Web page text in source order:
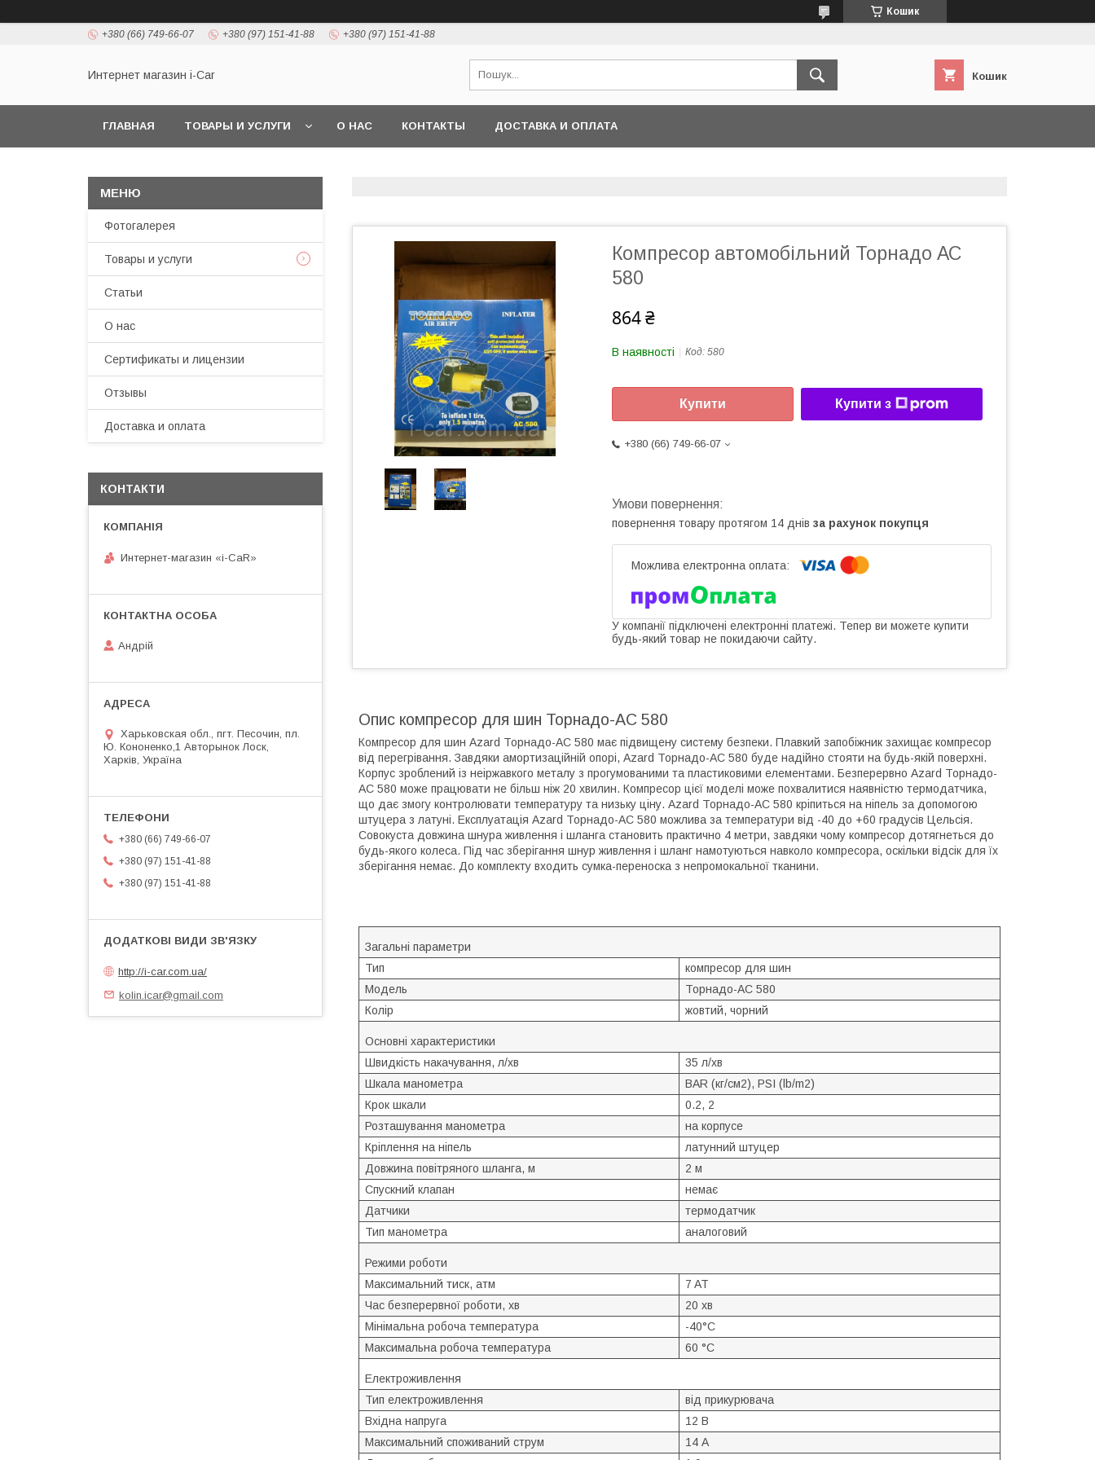
Кошик
+380 (66) 749-66-07 +380 (97) 151-41-88 +380 (97) 151-41-88
Интернет магазин i-Car Кошик
ГЛАВНАЯ ТОВАРЫ И УСЛУГИ О НАС КОНТАКТЫ ДОСТАВКА И ОПЛАТА
Компресор автомобільний Торнадо АС
580
864 ₴
В наявності Код: 580
Купити Купити з
+380 (66) 749-66-07
повернення товару протягом 14 днів за рахунок покупця
У компанії підключені електронні платежі. Тепер ви можете купити
будь-який товар не покидаючи сайту.
Опис компресор для шин Торнадо-AC 580
Компресор для шин Azard Торнадо-AC 580 має підвищену систему безпеки. Плавкий запобіжник захищає компресор
від перегрівання. Завдяки амортизаційній опорі, Azard Торнадо-AC 580 буде надійно стояти на будь-якій поверхні.
Корпус зроблений із неіржавкого металу з прогумованими та пластиковими елементами. Безперервно Azard Торнадо-
AC 580 може працювати не більш ніж 20 хвилин. Компресор цієї моделі може похвалитися наявністю термодатчика,
що дає змогу контролювати температуру та низьку ціну. Azard Торнадо-AC 580 кріпиться на ніпель за допомогою
штуцера з латуні. Експлуатація Azard Торнадо-AC 580 можлива за температури від -40 до +60 градусів Цельсія.
Совокуста довжина шнура живлення і шланга становить практично 4 метри, завдяки чому компресор дотягнеться до
будь-якого колеса. Під час зберігання шнур живлення і шланг намотуються навколо компресора, оскільки відсік для їх
зберігання немає. До комплекту входить сумка-переноска з непромокальної тканини.
Загальні параметри
Тип
компресор для шин
Модель
Торнадо-AC 580
Колір
жовтий, чорний
Основні характеристики
Швидкість накачування, л/хв
35 л/хв
Шкала манометра
BAR (кг/см2), PSI (lb/m2)
Крок шкали
0.2, 2
Розташування манометра
на корпусе
Кріплення на ніпель
латунний штуцер
Довжина повітряного шланга, м
2 м
Спускний клапан
немає
Датчики
термодатчик
Тип манометра
аналоговий
Режими роботи
Максимальний тиск, атм
7 AT
Час безперервної роботи, хв
20 хв
Мінімальна робоча температура
-40°С
Максимальна робоча температура
60 °C
Електроживлення
Тип електроживлення
від прикурювача
Вхідна напруга
12 В
Максимальний споживаний струм
14 А
Фотогалерея
Товары и услуги
Статьи
О нас
Сертификаты и лицензии
Отзывы
Доставка и оплата
КОНТАКТИ
Интернет-магазин «i-CaR»
Андрiй
Харьковская обл., пгт. Песочин, пл.
Ю. Кононенко,1 Авторынок Лоск,
Харків, Україна
+380 (66) 749-66-07
+380 (97) 151-41-88
+380 (97) 151-41-88
http://i-car.com.ua/
kolin.icar@gmail.com